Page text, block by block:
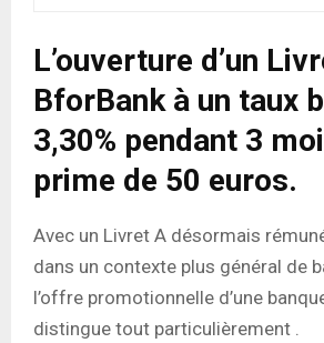
L’ouverture d’un
BforBank à un taux
3,30% pendant 3
prime de 50 euros.
Avec un Livret A désormais
dans un contexte plus général de
l’offre promotionnelle d’une
distingue tout particulièrement .